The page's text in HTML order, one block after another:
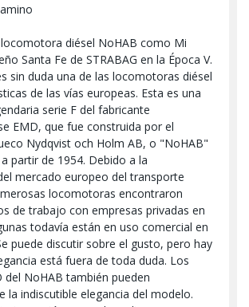
diésel NoHAB como Mi
Santa Fe de STRABAG en la Época V.
sin duda una de las locomotoras diésel
de las vías europeas. Esta es una
serie F del fabricante
EMD, que fue construida por el
Nydqvist och Holm AB, o "NoHAB"
partir de 1954. Debido a la
mercado europeo del transporte
locomotoras encontraron
de trabajo con empresas privadas en
todavía están en uso comercial en
puede discutir sobre el gusto, pero hay
está fuera de toda duda. Los
del NoHAB también pueden
la indiscutible elegancia del modelo.